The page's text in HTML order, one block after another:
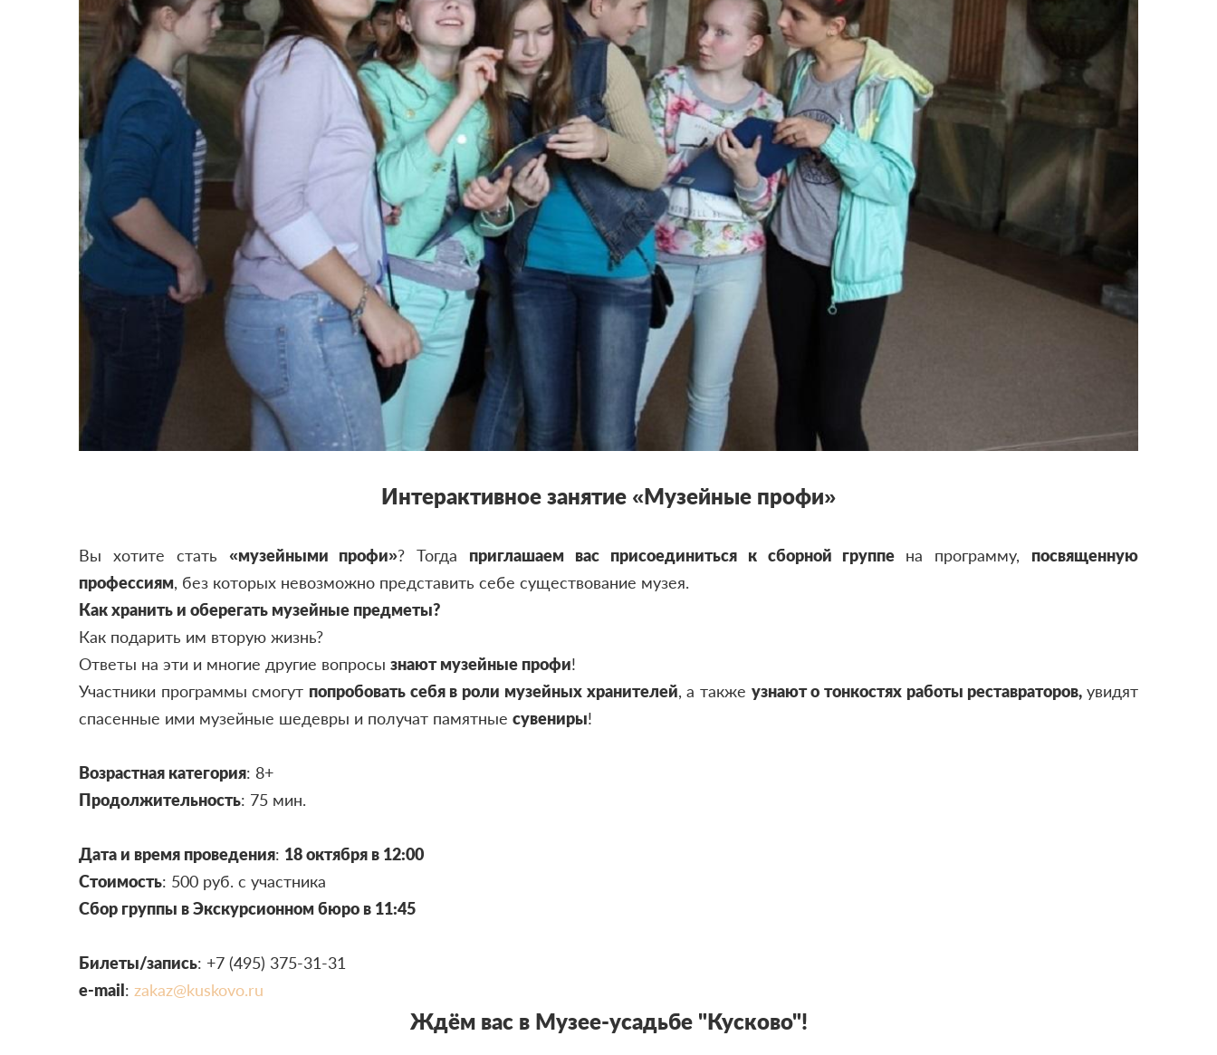
Интерактивное занятие «Музейные профи»
Вы хотите стать «музейными профи»? Тогда приглашаем вас присоединиться к сборной группе на программу, посвященную
профессиям, без которых невозможно представить себе существование музея.
Как хранить и оберегать музейные предметы?
Как подарить им вторую жизнь?
Ответы на эти и многие другие вопросы знают музейные профи!
Участники программы смогут попробовать себя в роли музейных хранителей, а также узнают о тонкостях работы реставраторов, увидят
спасенные ими музейные шедевры и получат памятные сувениры!
Возрастная категория: 8+
Продолжительность: 75 мин.
Дата и время проведения: 18 октября в 12:00
Стоимость: 500 руб. с участника
Сбор группы в Экскурсионном бюро в 11:45
Билеты/запись: +7 (495) 375-31-31
e-mail: zakaz@kuskovo.ru
Ждём вас в Музее-усадьбе "Кусково"!